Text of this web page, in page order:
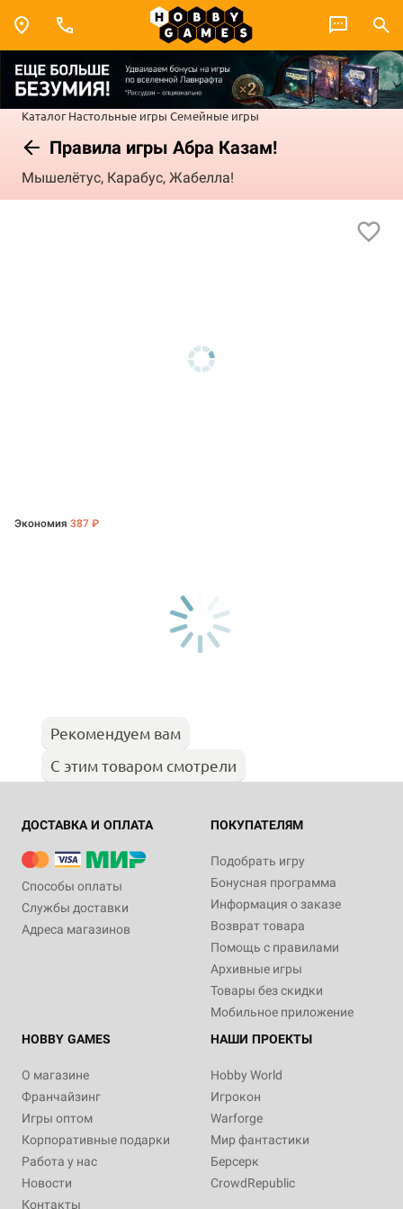
Каталог Настольные игры Семейные игры
Правила игры Абра Казам!
Мышелётус, Карабус, Жабелла!
Экономия 387 ₽
Рекомендуем вам
С этим товаром смотрели
ДОСТАВКА И ОПЛАТА
Способы оплаты
Службы доставки
Адреса магазинов
ПОКУПАТЕЛЯМ
Подобрать игру
Бонусная программа
Информация о заказе
Возврат товара
Помощь с правилами
Архивные игры
Товары без скидки
Мобильное приложение
HOBBY GAMES
О магазине
Франчайзинг
Игры оптом
Корпоративные подарки
Работа у нас
Новости
Контакты
НАШИ ПРОЕКТЫ
Hobby World
Игрокон
Warforge
Мир фантастики
Берсерк
CrowdRepublic